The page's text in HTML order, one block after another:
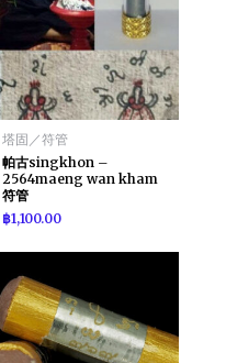
塔固／符管
帕古singkhon –
2564maeng wan kham
符管
฿1,100.00